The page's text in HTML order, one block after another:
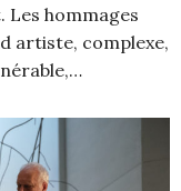
Les hommages
artiste, complexe,